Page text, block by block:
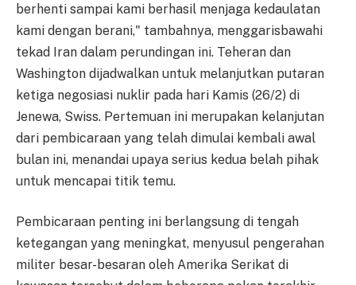
berhenti sampai kami berhasil menjaga kedaulatan
kami dengan berani," tambahnya, menggarisbawahi
tekad Iran dalam perundingan ini. Teheran dan
Washington dijadwalkan untuk melanjutkan putaran
ketiga negosiasi nuklir pada hari Kamis (26/2) di
Jenewa, Swiss. Pertemuan ini merupakan kelanjutan
dari pembicaraan yang telah dimulai kembali awal
bulan ini, menandai upaya serius kedua belah pihak
untuk mencapai titik temu.
Pembicaraan penting ini berlangsung di tengah
ketegangan yang meningkat, menyusul pengerahan
militer besar-besaran oleh Amerika Serikat di